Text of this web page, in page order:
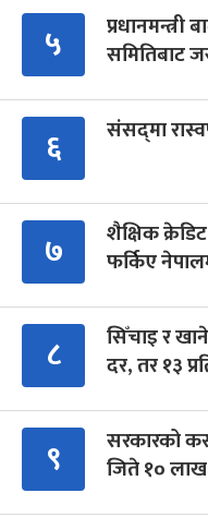
५
समितिबाट
६ संसद्‍मा
७
शैक्षिक
फर्किए
८
सिँचाइ र
दर, तर १३
९
सरकारको
जिते १० लाख